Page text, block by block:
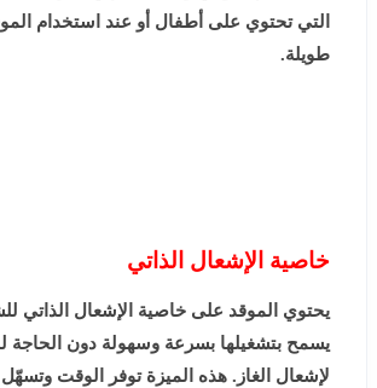
التي تحتوي على أطفال أو عند استخدام
طويلة.
خاصية الإشعال الذاتي
يحتوي الموقد على خاصية الإشعال الذاتي
يسمح بتشغيلها بسرعة وسهولة دون
لإشعال الغاز. هذه الميزة توفر الوقت